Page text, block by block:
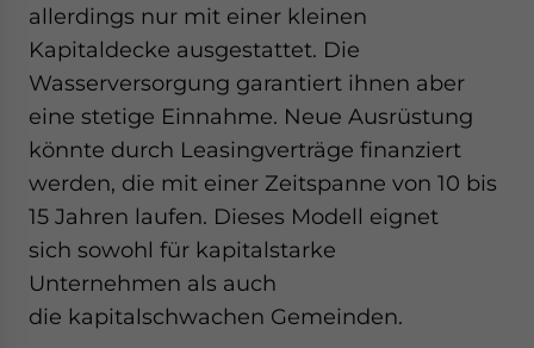
allerdings nur mit einer kleinen
Kapitaldecke ausgestattet. Die
Wasserversorgung garantiert ihnen aber
eine stetige Einnahme. Neue Ausrüstung
könnte durch Leasingverträge finanziert
werden, die mit einer Zeitspanne von 10 bis
15 Jahren laufen. Dieses Modell eignet
sich sowohl für kapitalstarke
Unternehmen als auch
die kapitalschwachen Gemeinden.